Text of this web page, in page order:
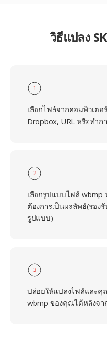
วิธีแปลง
1
เลือกไฟล์จากคอมพิวเตอ
Dropbox, URL หรือทำก
2
เลือกรูปแบบไฟล์
ต้องการเป็นผลลัพธ์(รอง
รูปแบบ)
3
ปล่อยให้แปลงไฟล์และคุ
wbmp ของคุณได้หลังจา